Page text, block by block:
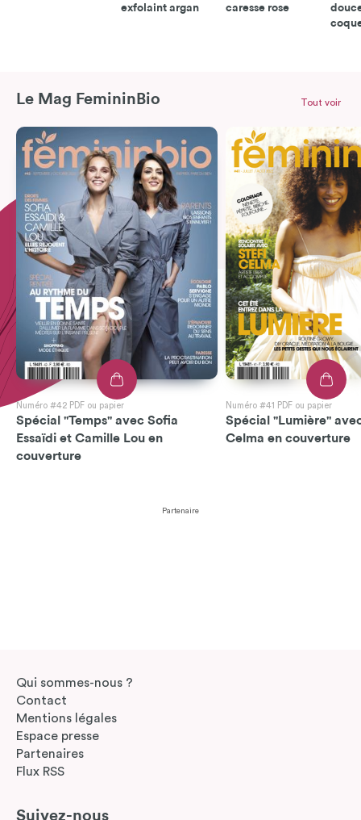
exfolaint argan
caresse rose
Le Mag FemininBio
Numéro #42 PDF ou papier
Spécial "Temps" avec Sofia
Essaïdi et Camille Lou en
couverture
Numéro #41 PDF ou papier
Spécial "Lumière"
Celma en couverture
Tout voir
Partenaire
Qui sommes-nous ?
Contact
Mentions légales
Espace presse
Partenaires
Flux RSS
Suivez-nous